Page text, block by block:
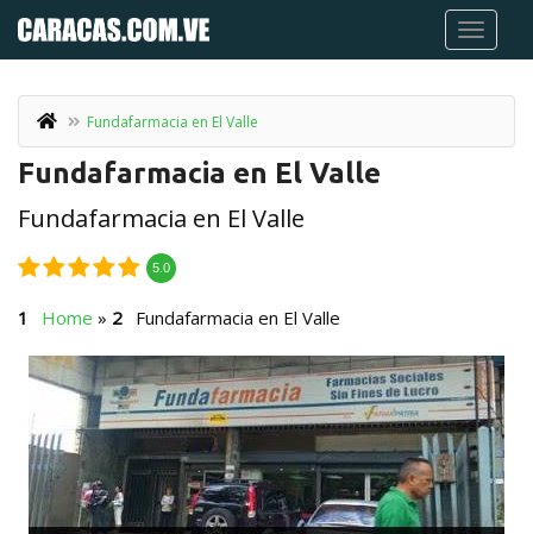
Fundafarmacia en El Valle
Fundafarmacia en El Valle
Fundafarmacia en El Valle
5.0
Home » Fundafarmacia en El Valle